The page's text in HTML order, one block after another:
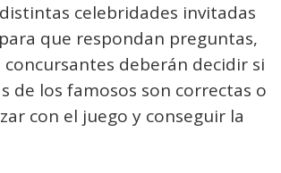
celebridades invitadas
que respondan preguntas,
concursantes deberán decidir si
de los famosos son correctas o
con el juego y conseguir la